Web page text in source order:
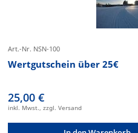
Art.-Nr. NSN-100
Wertgutschein über 25€
25,00 €
inkl. Mwst., zzgl. Versand